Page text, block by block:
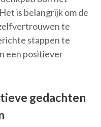
is belangrijk om de
te
stappen te
een positiever
gedachten